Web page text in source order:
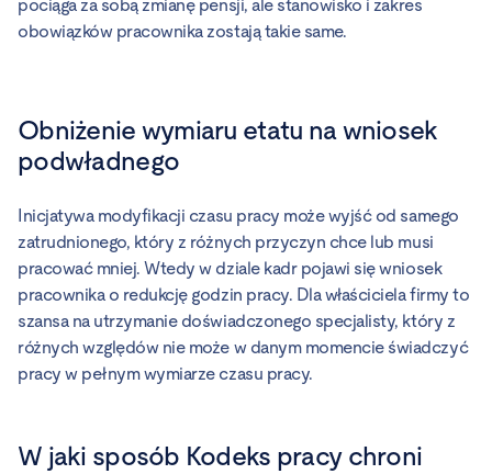
pociąga za sobą zmianę pensji, ale stanowisko i zakres
obowiązków pracownika zostają takie same.
Obniżenie wymiaru etatu na wniosek
podwładnego
Inicjatywa modyfikacji czasu pracy może wyjść od samego
zatrudnionego, który z różnych przyczyn chce lub musi
pracować mniej. Wtedy w dziale kadr pojawi się wniosek
pracownika o redukcję godzin pracy. Dla właściciela firmy to
szansa na utrzymanie doświadczonego specjalisty, który z
różnych względów nie może w danym momencie świadczyć
pracy w pełnym wymiarze czasu pracy.
W jaki sposób Kodeks pracy chroni